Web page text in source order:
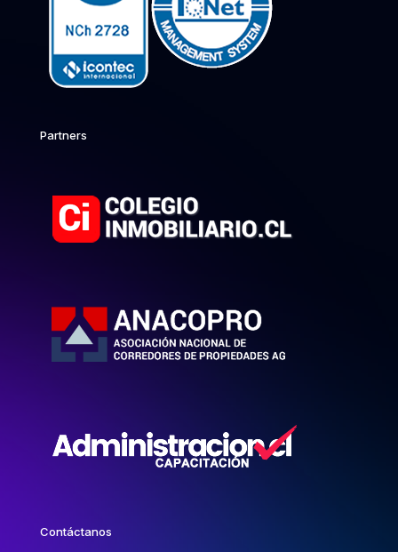
Partners
Contáctanos